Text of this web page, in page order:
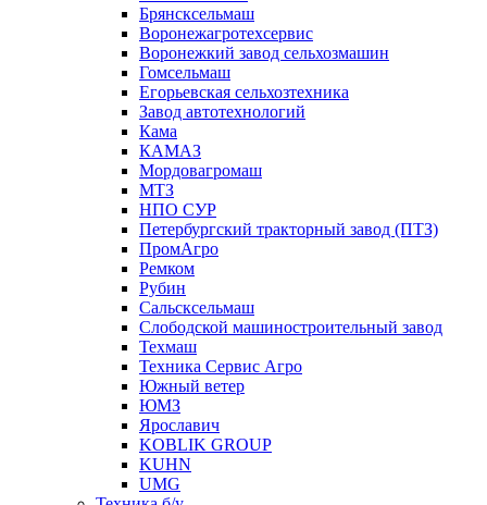
Брянсксельмаш
Воронежагротехсервис
Воронежкий завод сельхозмашин
Гомсельмаш
Егорьевская сельхозтехника
Завод автотехнологий
Кама
КАМАЗ
Мордовагромаш
МТЗ
НПО СУР
Петербургский тракторный завод (ПТЗ)
ПромАгро
Ремком
Рубин
Сальскcельмаш
Слободской машиностроительный завод
Техмаш
Техника Сервис Агро
Южный ветер
ЮМЗ
Ярославич
KOBLIK GROUP
KUHN
UMG